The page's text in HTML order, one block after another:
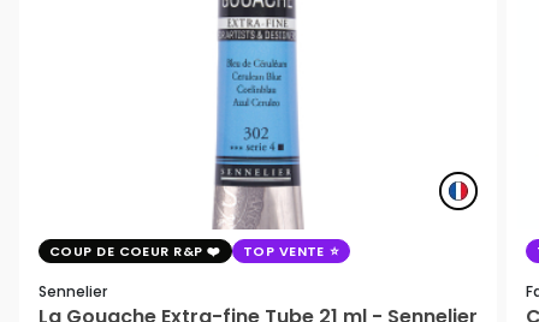
COUP DE COEUR R&P TOP VENTE
Sennelier